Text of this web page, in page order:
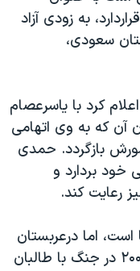
به زودی آزاد
سعودی،
کرد با ياسرعصام
که به وی اتهامی
بازگردد. حمدی
خود بردارد و
رعايت کند.
است، اما درعربستان
سعوی بزرگ شده است. وی درسال ۲۰۰۱ در جنگ با طالبان